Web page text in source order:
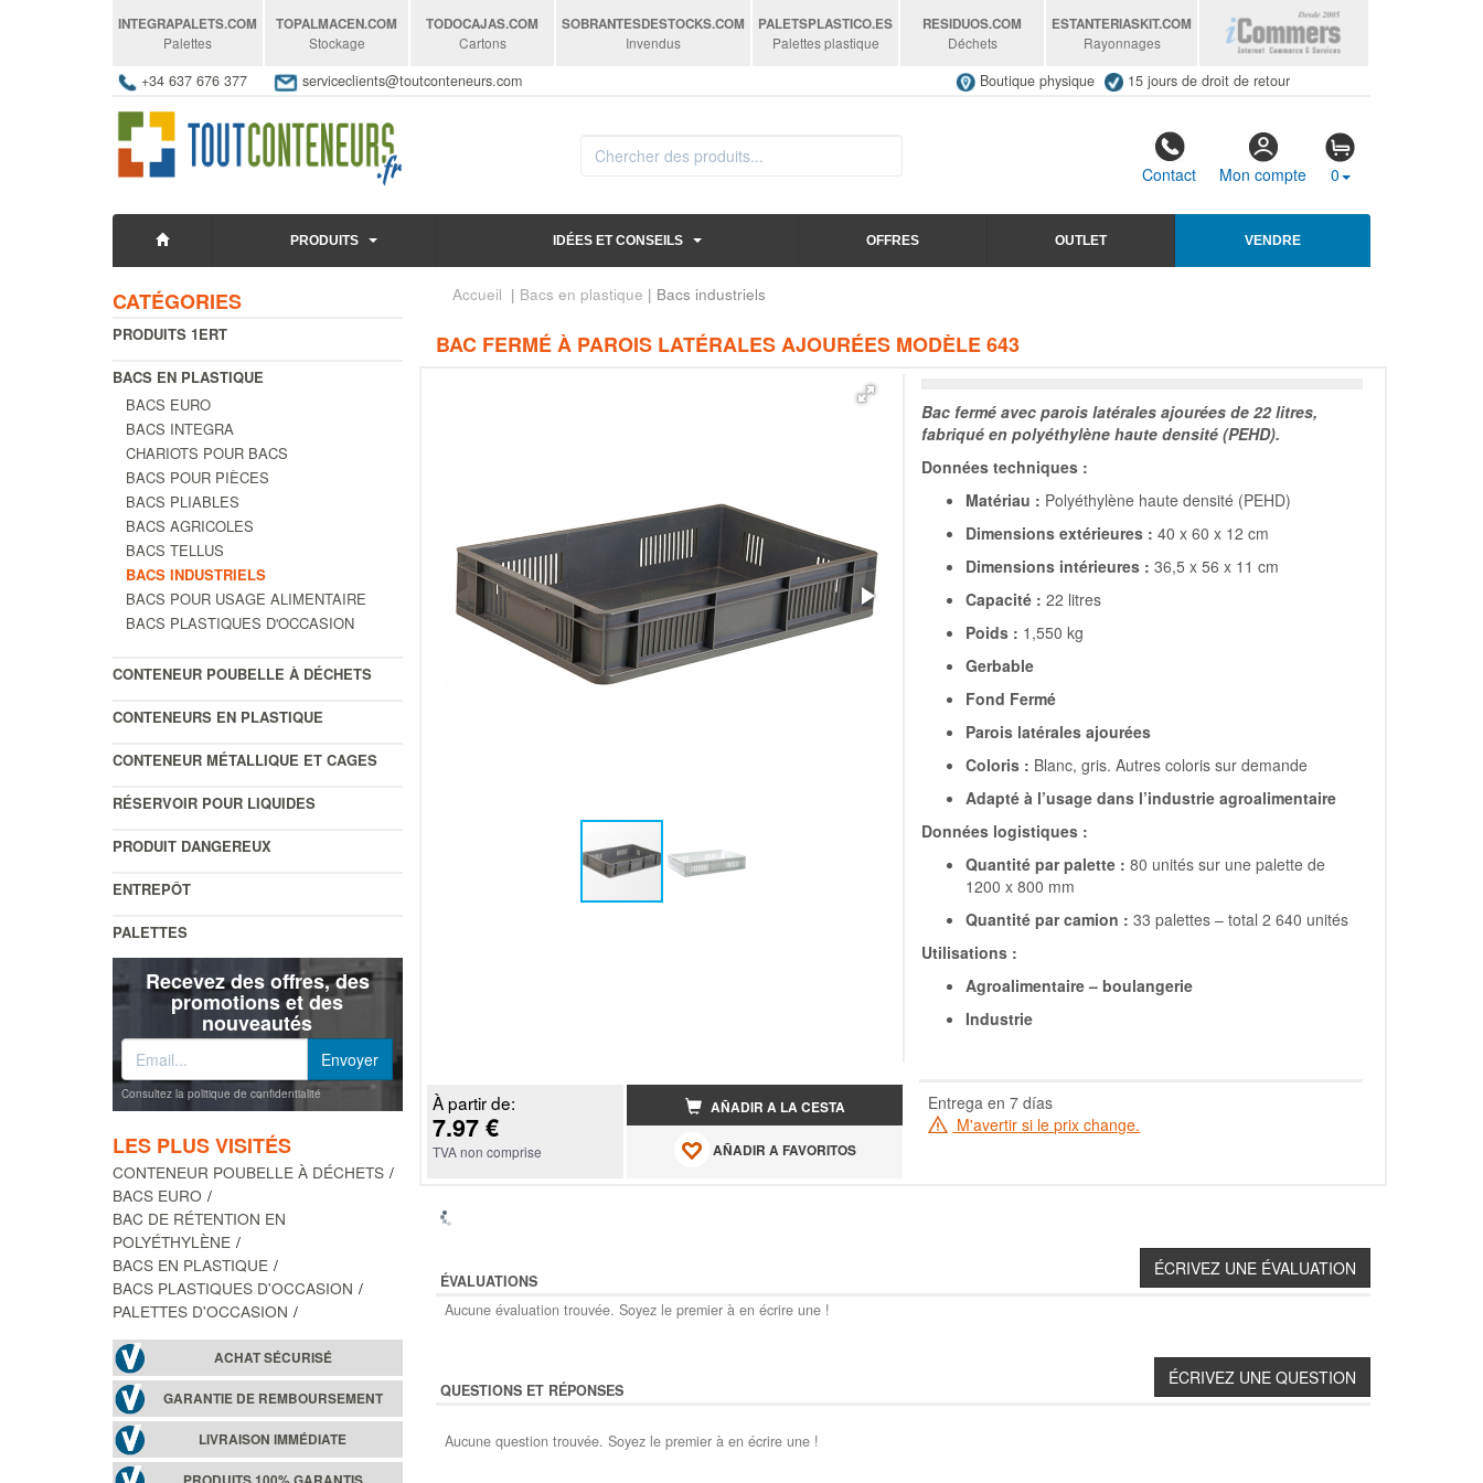
INTEGRAPALETS.COM
Palettes
TOPALMACEN.COM
Stockage
TODOCAJAS.COM
Cartons
SOBRANTESDESTOCKS.COM
Invendus
PALETSPLASTICO.ES
Palettes plastique
RESIDUOS.COM
Déchets
ESTANTERIASKIT.COM
Rayonnages
+34 637 676 377 serviceclients@toutconteneurs.com Boutique physique 15 jours de droit de retour
Contact Mon compte 0
PRODUITS IDÉES ET CONSEILS OFFRES OUTLET VENDRE
CATÉGORIES
PRODUITS 1ERT
BACS EN PLASTIQUE
BACS EURO
BACS INTEGRA
CHARIOTS POUR BACS
BACS POUR PIÈCES
BACS PLIABLES
BACS AGRICOLES
BACS TELLUS
BACS INDUSTRIELS
BACS POUR USAGE ALIMENTAIRE
BACS PLASTIQUES D'OCCASION
CONTENEUR POUBELLE À DÉCHETS
CONTENEURS EN PLASTIQUE
CONTENEUR MÉTALLIQUE ET CAGES
RÉSERVOIR POUR LIQUIDES
PRODUIT DANGEREUX
ENTREPÔT
PALETTES
Recevez des offres, des
promotions et des
nouveautés
Consultez la politique de confidentialité
LES PLUS VISITÉS
CONTENEUR POUBELLE À DÉCHETS
BACS EURO
BAC DE RÉTENTION EN
POLYÉTHYLÈNE
BACS EN PLASTIQUE
BACS PLASTIQUES D'OCCASION
PALETTES D'OCCASION
ACHAT SÉCURISÉ
GARANTIE DE REMBOURSEMENT
LIVRAISON IMMÉDIATE
Accueil | Bacs en plastique | Bacs industriels
BAC FERMÉ À PAROIS LATÉRALES AJOURÉES MODÈLE 643
Bac fermé avec parois latérales ajourées de 22 litres,
fabriqué en polyéthylène haute densité (PEHD).
Données techniques :
Matériau : Polyéthylène haute densité (PEHD)
Dimensions extérieures : 40 x 60 x 12 cm
Dimensions intérieures : 36,5 x 56 x 11 cm
Capacité : 22 litres
Poids : 1,550 kg
Gerbable
Fond Fermé
Parois latérales ajourées
Coloris : Blanc, gris. Autres coloris sur demande
Adapté à l’usage dans l’industrie agroalimentaire
Données logistiques :
Quantité par palette : 80 unités sur une palette de
1200 x 800 mm
Quantité par camion : 33 palettes – total 2 640 unités
Utilisations :
Agroalimentaire – boulangerie
Industrie
À partir de:
7.97 €
TVA non comprise
AÑADIR A LA CESTA
AÑADIR A FAVORITOS
Entrega en 7 días
M'avertir si le prix change.
ÉVALUATIONS
Aucune évaluation trouvée. Soyez le premier à en écrire une !
QUESTIONS ET RÉPONSES
Aucune question trouvée. Soyez le premier à en écrire une !